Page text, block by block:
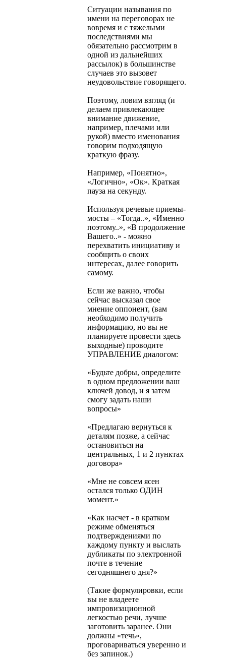
Ситуации называния по
имени на переговорах не
вовремя и с тяжелыми
последствиями мы
обязательно рассмотрим в
одной из дальнейших
рассылок) в большинстве
случаев это вызовет
неудовольствие говорящего.
Поэтому, ловим взгляд (и
делаем привлекающее
внимание движение,
например, плечами или
рукой) вместо именования
говорим подходящую
краткую фразу.
Например, «Понятно»,
«Логично», «Ок». Краткая
пауза на секунду.
Используя речевые приемы-
мосты – «Тогда..», «Именно
поэтому..», «В продолжение
Вашего..» - можно
перехватить инициативу и
сообщить о своих
интересах, далее говорить
самому.
Если же важно, чтобы
сейчас высказал свое
мнение оппонент, (вам
необходимо получить
информацию, но вы не
планируете провести здесь
выходные) проводите
УПРАВЛЕНИЕ диалогом:
«Будьте добры, определите
в одном предложении ваш
ключей довод, и я затем
смогу задать наши
вопросы»
«Предлагаю вернуться к
деталям позже, а сейчас
остановиться на
центральных, 1 и 2 пунктах
договора»
«Мне не совсем ясен
остался только ОДИН
момент.»
«Как насчет - в кратком
режиме обменяться
подтверждениями по
каждому пункту и выслать
дубликаты по электронной
почте в течение
сегодняшнего дня?»
(Такие формулировки, если
вы не владеете
импровизационной
легкостью речи, лучше
заготовить заранее. Они
должны «течь»,
проговариваться уверенно и
без запинок.)